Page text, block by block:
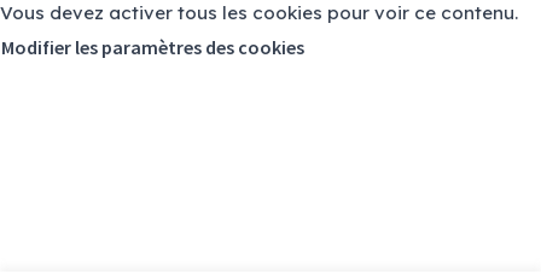
Vous devez activer tous les cookies pour voir ce contenu.
Modifier les paramètres des cookies